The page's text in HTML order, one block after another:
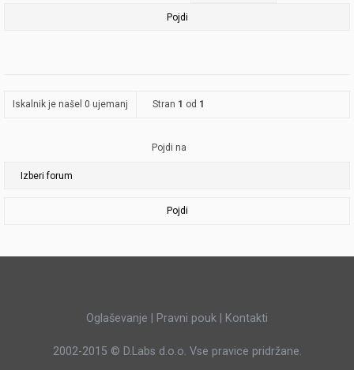
Iskalnik je našel 0 ujemanj Stran 1 od 1
Pojdi na
Pojdi
Oglaševanje Pravni pouk Kontakti
2002-2015 © D.Labs d.o.o. Vse pravice pridržane.